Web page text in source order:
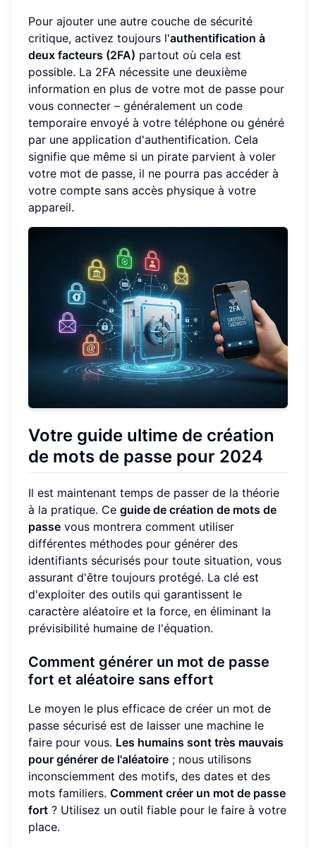
Pour ajouter une autre couche de sécurité
critique, activez toujours l'authentification à
deux facteurs (2FA) partout où cela est
possible. La 2FA nécessite une deuxième
information en plus de votre mot de passe pour
vous connecter – généralement un code
temporaire envoyé à votre téléphone ou généré
par une application d'authentification. Cela
signifie que même si un pirate parvient à voler
votre mot de passe, il ne pourra pas accéder à
votre compte sans accès physique à votre
appareil.
Votre guide ultime de création
de mots de passe pour 2024
Il est maintenant temps de passer de la théorie
à la pratique. Ce guide de création de mots de
passe vous montrera comment utiliser
différentes méthodes pour générer des
identifiants sécurisés pour toute situation, vous
assurant d'être toujours protégé. La clé est
d'exploiter des outils qui garantissent le
caractère aléatoire et la force, en éliminant la
prévisibilité humaine de l'équation.
Comment générer un mot de passe
fort et aléatoire sans effort
Le moyen le plus efficace de créer un mot de
passe sécurisé est de laisser une machine le
faire pour vous. Les humains sont très mauvais
pour générer de l'aléatoire ; nous utilisons
inconsciemment des motifs, des dates et des
mots familiers. Comment créer un mot de passe
fort ? Utilisez un outil fiable pour le faire à votre
place.